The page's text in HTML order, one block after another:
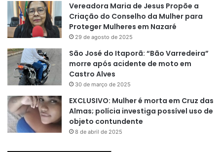
Vereadora Maria de Jesus Propõe a
Criação do Conselho da Mulher para
Proteger Mulheres em Nazaré
29 de agosto de 2025
São José do Itaporã: “Bão Varredeira”
morre após acidente de moto em
Castro Alves
30 de março de 2025
EXCLUSIVO: Mulher é morta em Cruz das
Almas; polícia investiga possível uso de
objeto contundente
8 de abril de 2025